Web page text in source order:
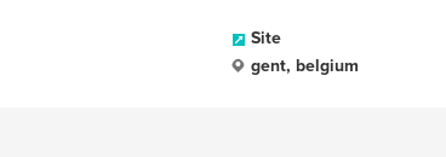
Site
gent, belgium